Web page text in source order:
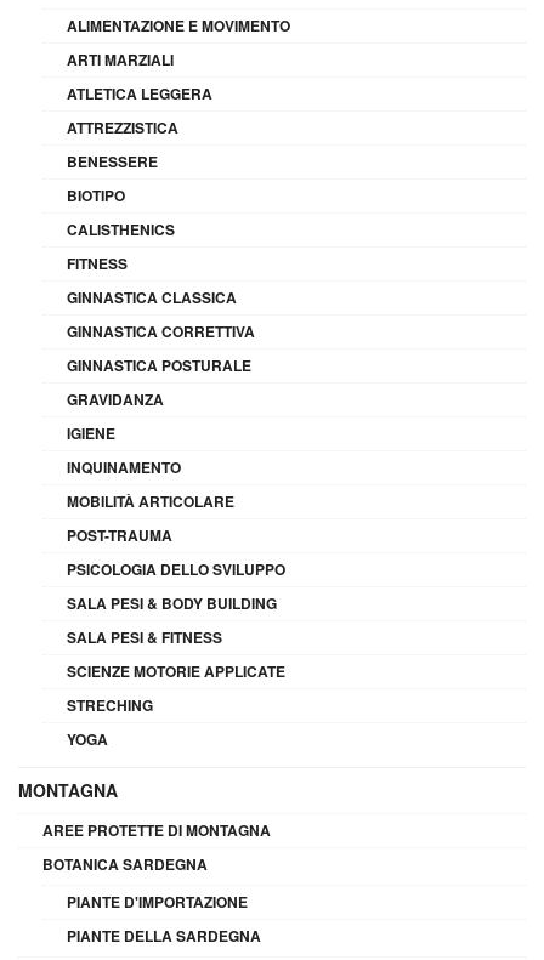
ALIMENTAZIONE E MOVIMENTO
ARTI MARZIALI
ATLETICA LEGGERA
ATTREZZISTICA
BENESSERE
BIOTIPO
CALISTHENICS
FITNESS
GINNASTICA CLASSICA
GINNASTICA CORRETTIVA
GINNASTICA POSTURALE
GRAVIDANZA
IGIENE
INQUINAMENTO
MOBILITÀ ARTICOLARE
POST-TRAUMA
PSICOLOGIA DELLO SVILUPPO
SALA PESI & BODY BUILDING
SALA PESI & FITNESS
SCIENZE MOTORIE APPLICATE
STRECHING
YOGA
MONTAGNA
AREE PROTETTE DI MONTAGNA
BOTANICA SARDEGNA
PIANTE D'IMPORTAZIONE
PIANTE DELLA SARDEGNA